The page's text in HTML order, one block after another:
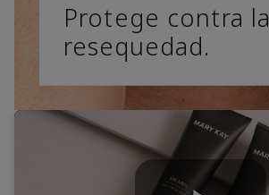
Protege contra la
resequedad.